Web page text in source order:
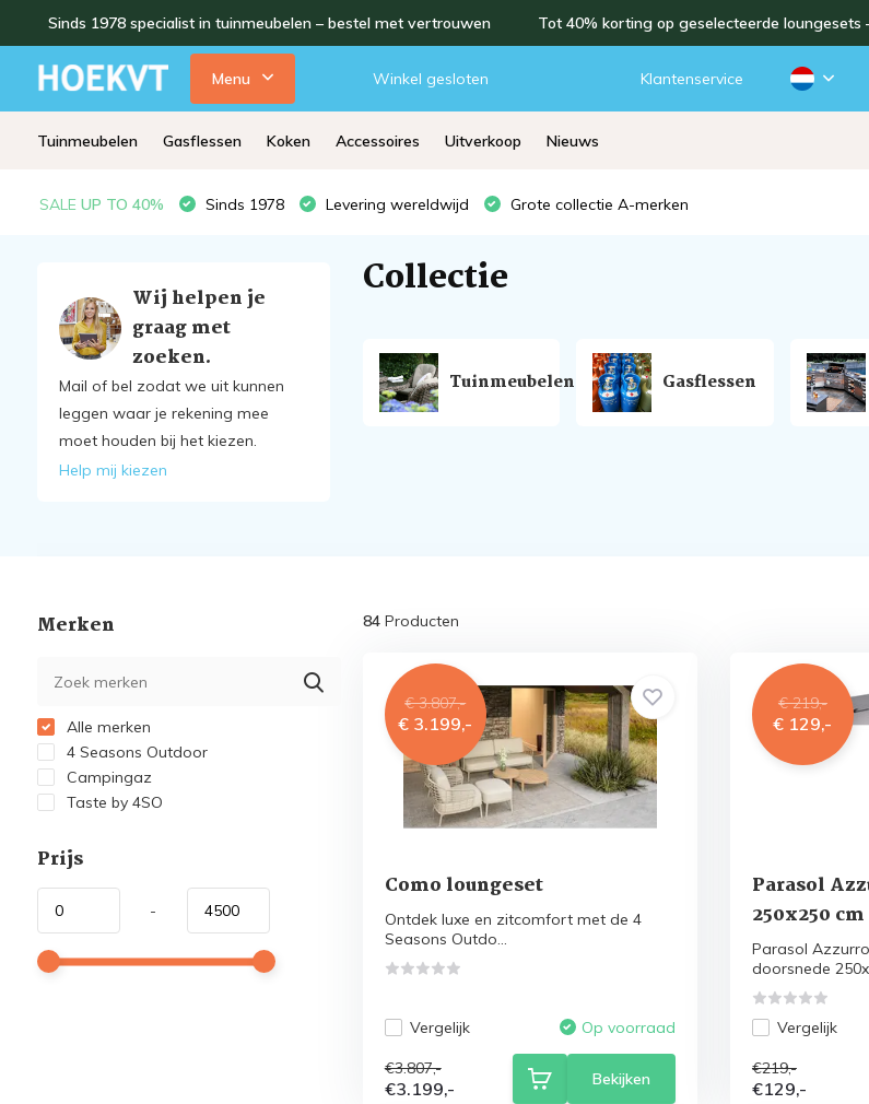
Sinds 1978 specialist in tuinmeubelen – bestel met vertrouwen Tot 40% korting op geselecteerde loungesets
Menu Winkel gesloten Klantenservice
Tuinmeubelen Gasflessen Koken Accessoires Uitverkoop Nieuws
SALE UP TO 40% Sinds 1978 Levering wereldwijd Grote collectie A-merken
Wij helpen je
graag met
zoeken.
Mail of bel zodat we uit kunnen
leggen waar je rekening mee
moet houden bij het kiezen.
Help mij kiezen
Collectie
Tuinmeubelen Gasflessen
Merken
Alle merken
4 Seasons Outdoor
Campingaz
Taste by 4SO
Prijs
-
84Producten
€ 3.807,-
€ 3.199,-
Como loungeset
Ontdek luxe en zitcomfort met de 4
Seasons Outdo...
Vergelijk Op voorraad
€3.807,-
€3.199,- Bekijken
€ 219,-
€ 129,-
Parasol
250x250 cm
Parasol
doorsnede
Vergelijk
€219,-
€129,-